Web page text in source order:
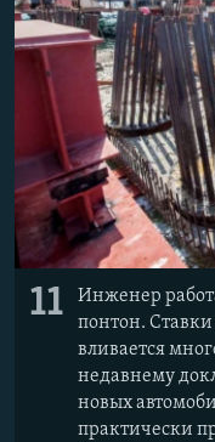
11
Инженер
понтон.
вливается
недавнему
новых
практически